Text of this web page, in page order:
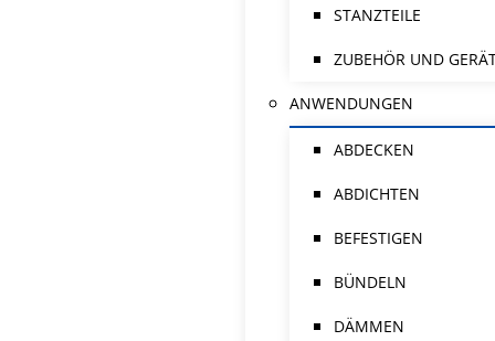
STANZTEILE
ZUBEHÖR UND
ANWENDUNGEN
ABDECKEN
ABDICHTEN
BEFESTIGEN
BÜNDELN
DÄMMEN